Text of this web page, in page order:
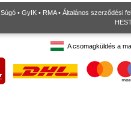
Súgó • GyIK • RMA• Általános szerződési
A csomagküldés a